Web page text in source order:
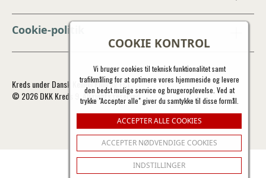
COOKIE KONTROL
Vi bruger cookies til teknisk funktionalitet samt
trafikmåling for at optimere vores hjemmeside og levere
den bedst mulige service og brugeroplevelse. Ved at
trykke "Accepter alle" giver du samtykke til disse formål.
ACCEPTER ALLE COOKIES
ACCEPTER NØDVENDIGE COOKIES
INDSTILLINGER
Cookie-politik
Kreds under Dansk Kennel Klub og FCI
© 2026 DKK Kreds 9. All rights reserved.